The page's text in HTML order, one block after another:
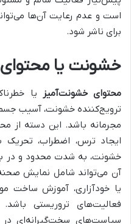
است و عدم رعایت آن‌ها
برای ناشر شود.
خشونت یا
محتوای خشونت‌آمیز
یا
ترویج‌کننده خشونت، آسیب
مجرمانه باشد. این دسته از
ایجاد ترس، اضطراب،
خشونت، به شدت محدود و در
آن می‌تواند شامل نمایش
یا خودآزاری، آموزش ساخت
فعالیت‌های تروریستی باشد.
سیاست‌های سخت‌گیرانه‌ای در